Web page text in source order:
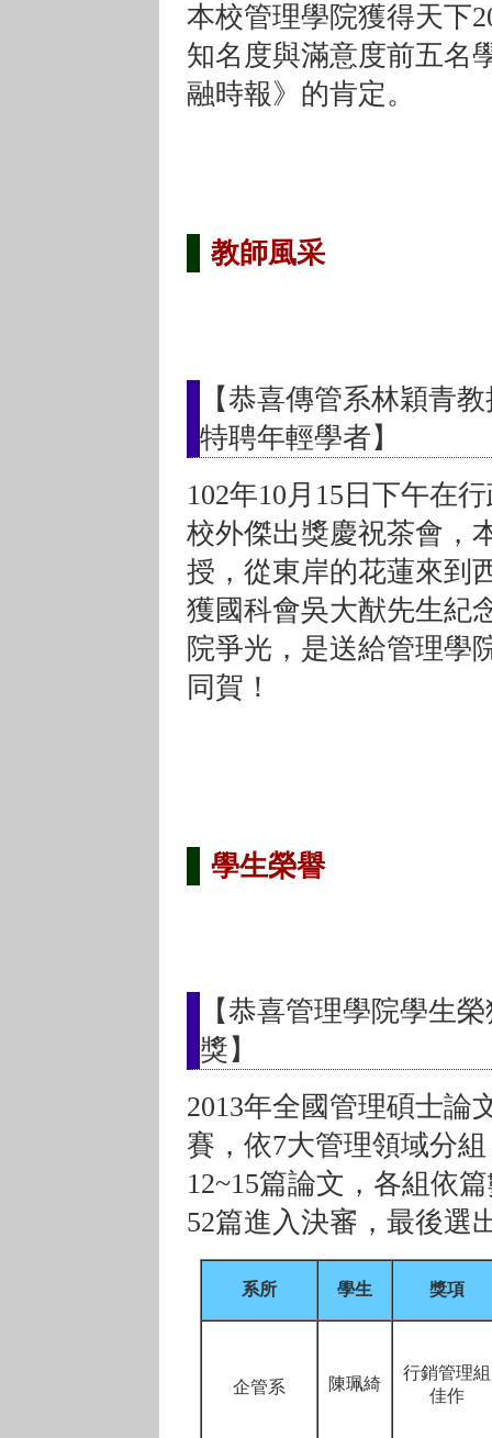
本校管理學院獲得天下
知名度與滿意度前五名
融時報》的肯定。
教師風采
【恭喜傳管系林穎青
特聘年輕學者】
102年10月15日下午在
校外傑出獎慶祝茶會，
授，從東岸的花蓮來到
獲國科會吳大猷先生紀
院爭光，是送給管理學
同賀！
學生榮譽
【恭喜管理學院學生
獎】
2013年全國管理碩士論
賽，依7大管理領域分
12~15篇論文，各組依
52篇進入決審，最後選
系所 學生 獎項
企管系 陳珮綺
行銷管理組
佳作